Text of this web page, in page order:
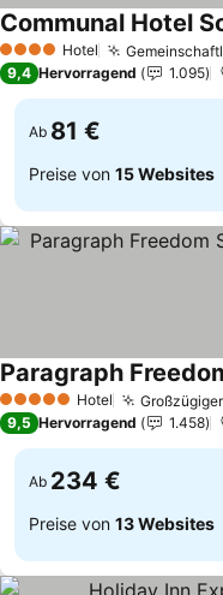
4 Sterne Hotel
Communal Hotel
9,4 Hervorragend 1.095
Ab 81 €
Preise von 15 Websites
5 Sterne Hotel
9,5 Hervorragend 1.458
Ab 234 €
Preise von 13 Websites